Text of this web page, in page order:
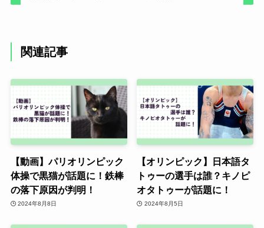
関連記事
【動画】パリオリンピック
体操で黒猫が話題に！鉄棒
の落下原因が判明！
2024年8月8日
【オリンピック】日本語タ
トゥーの選手は誰？キノピ
オタトゥーが話題に！
2024年8月5日